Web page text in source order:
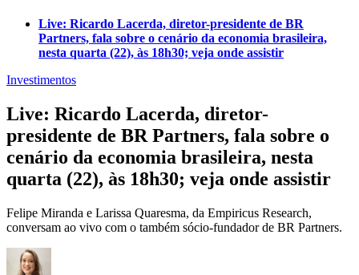
Live: Ricardo Lacerda, diretor-presidente de BR
Partners, fala sobre o cenário da economia brasileira,
nesta quarta (22), às 18h30; veja onde assistir
Investimentos
Live: Ricardo Lacerda, diretor-
presidente de BR Partners, fala sobre o
cenário da economia brasileira, nesta
quarta (22), às 18h30; veja onde assistir
Felipe Miranda e Larissa Quaresma, da Empiricus Research,
conversam ao vivo com o também sócio-fundador de BR Partners.